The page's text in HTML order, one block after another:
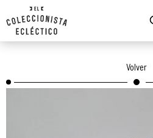
Volver